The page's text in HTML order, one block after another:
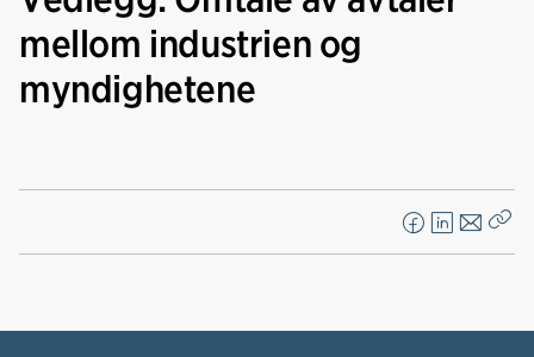
mellom industrien og
myndighetene
F
a
L
i
E
-